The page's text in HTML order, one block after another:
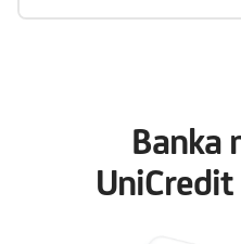
Banka